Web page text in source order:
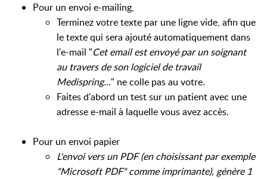
Pour un envoi e-mailing,
Terminez votre texte par une ligne vide, afin que
le texte qui sera ajouté automatiquement dans
l'e-mail "Cet email est envoyé par un soignant
au travers de son logiciel de travail
Medispring..." ne colle pas au votre.
Faites d'abord un test sur un patient avec une
adresse e-mail à laquelle vous avez accès.
Pour un envoi papier
L'envoi vers un PDF (en choisissant par exemple
"Microsoft PDF" comme imprimante), génère 1